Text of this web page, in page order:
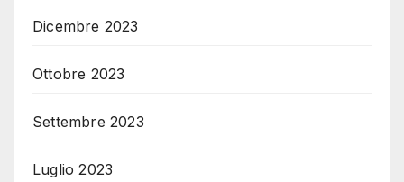
Dicembre 2023
Ottobre 2023
Settembre 2023
Luglio 2023